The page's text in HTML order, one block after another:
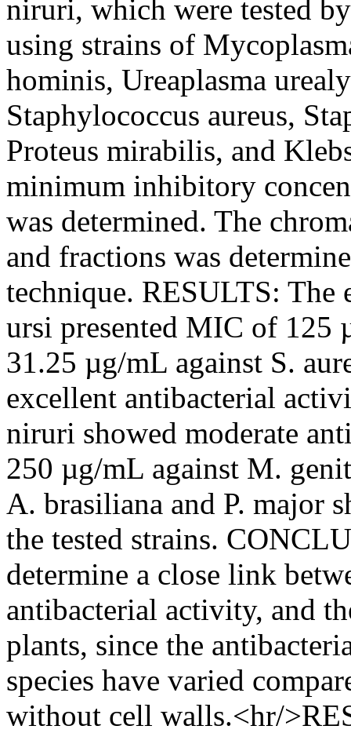
niruri, which were tested
using strains of
hominis, Ureaplasma
Staphylococcus aureus,
Proteus mirabilis, and
minimum inhibitory
was determined. The
and fractions was
technique. RESULTS:
ursi presented MIC of 125
31.25 µg/mL against S.
excellent antibacterial
niruri showed moderate
250 µg/mL against M.
A. brasiliana and P. major
the tested strains.
determine a close link
antibacterial activity, and
plants, since the
species have varied
without cell walls.<hr/